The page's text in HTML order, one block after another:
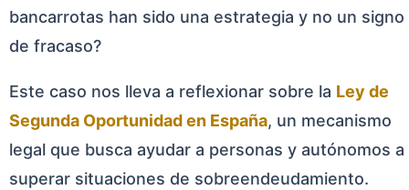
bancarrotas han sido una estrategia y no un signo
de fracaso?
Este caso nos lleva a reflexionar sobre la Ley de
Segunda Oportunidad en España, un mecanismo
legal que busca ayudar a personas y autónomos a
superar situaciones de sobreendeudamiento.